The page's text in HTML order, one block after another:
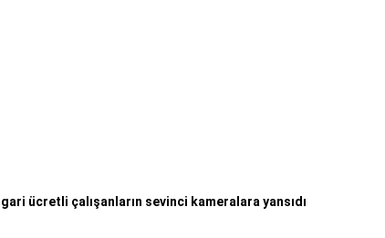
ücretli çalışanların sevinci kameralara yansıdı